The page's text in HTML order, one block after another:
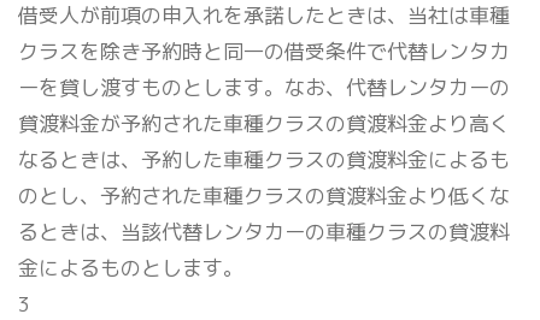
借受人が前項の申入れを承諾したときは、当社は車種
クラスを除き予約時と同一の借受条件で代替レンタカ
ーを貸し渡すものとします。なお、代替レンタカーの
貸渡料金が予約された車種クラスの貸渡料金より高く
なるときは、予約した車種クラスの貸渡料金によるも
のとし、予約された車種クラスの貸渡料金より低くな
るときは、当該代替レンタカーの車種クラスの貸渡料
金によるものとします。
3